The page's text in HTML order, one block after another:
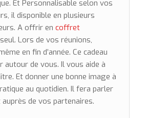
Et Personnalisable selon vos
il disponible en plusieurs
A offrir en coffret
Lors de vos réunions,
en fin d’année. Ce cadeau
autour de vous. Il vous aide à
Et donner une bonne image à
au quotidien. Il fera parler
de vos partenaires.